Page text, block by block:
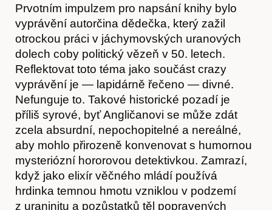
Hostcast
Akce
Prvotním impulzem pro napsání knihy bylo
vyprávění autorčina dědečka, který zažil
otrockou práci v jáchymovských uranových
dolech coby politický vězeň v 50. letech.
Reflektovat toto téma jako součást crazy
vyprávění je — lapidárně řečeno — divné.
Nefunguje to. Takové historické pozadí je
příliš syrové, byť Angličanovi se může zdát
zcela absurdní, nepochopitelné a nereálné,
aby mohlo přirozeně konvenovat s humornou
mysteriózní hororovou detektivkou. Zamrazí,
když jako elixír věčného mládí používá
hrdinka temnou hmotu vzniklou v podzemí
z uraninitu a pozůstatků těl popravených